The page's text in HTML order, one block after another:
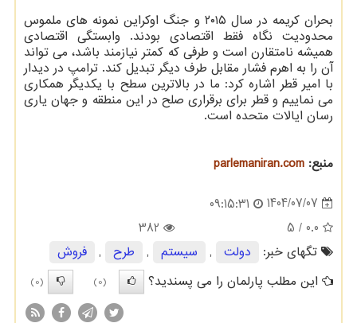
بحران کریمه در سال ۲۰۱۵ و جنگ اوکراین نمونه های ملموس
محدودیت نگاه فقط اقتصادی بودند. وابستگی اقتصادی
همیشه نامتقارن است و طرفی که کمتر نیازمند باشد، می تواند
آن را به اهرم فشار مقابل طرف دیگر تبدیل کند. ترامپ در دیدار
با امیر قطر اشاره کرد: ما در بالاترین سطح با یکدیگر همکاری
می نماییم و قطر برای برقراری صلح در این منطقه و جهان یاری
رسان ایالات متحده است.
منبع: parlemaniran.com
1404/07/07
09:15:31
0.0
/ 5
382
تگهای خبر:
دولت , سیستم , طرح ,
فروش
این مطلب پارلمان را می پسندید؟
(0)
(0)